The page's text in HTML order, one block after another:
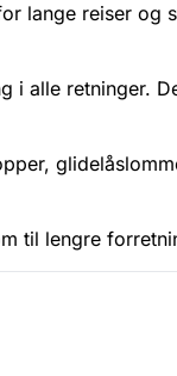
lange reiser og
alle retninger.
til lengre